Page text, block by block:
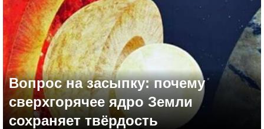
Вопрос на засыпку: почему
сверхгорячее ядро Земли
сохраняет твёрдость